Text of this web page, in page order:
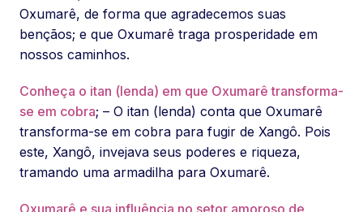
Oxumarê, de forma que agradecemos suas
bençãos; e que Oxumarê traga prosperidade em
nossos caminhos.
Conheça o itan (lenda) em que Oxumarê transforma-
se em cobra; – O itan (lenda) conta que Oxumarê
transforma-se em cobra para fugir de Xangô. Pois
este, Xangô, invejava seus poderes e riqueza,
tramando uma armadilha para Oxumarê.
Oxumarê e sua influência no setor amoroso de